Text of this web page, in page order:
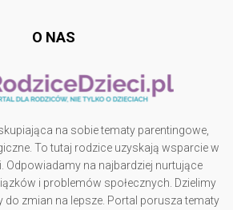
O NAS
na sobie tematy parentingowe,
To tutaj rodzice uzyskają wsparcie w
Odpowiadamy na najbardziej nurtujące
i problemów społecznych. Dzielimy
do zmian na lepsze. Portal porusza tematy